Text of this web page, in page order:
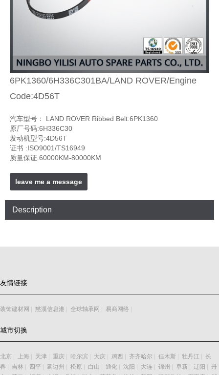
6PK1360/6H336C301BA/LAND ROVER/Engine
Code:4D56T
汽车型号： LAND ROVER Ribbed Belt:6PK1360
原厂号码:6H336C30
发动机型号:4D56T
证书 :ISO9001/TS16949
质量保证:60000KM-80000KM
leave me a message
Description
友情链接
装饰建材网 | 慈溪信息港 | 全球轴承网 | 易商网络 |
城市切换
北京 | 上海 | 天津 | 重庆 | 哈尔滨 | 大庆 | 鸡西 | 齐齐哈尔 | 佳木斯 | 牡丹江 | 长
春 | 吉林 | 四平 | 延边州 | 松原 | 白山 | 通化 | 沈阳 | 大连 | 锦州 | 阜新 | 辽阳 | 丹